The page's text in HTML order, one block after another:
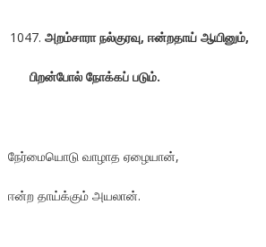
அறம்சாரா நல்குரவு, ஈன்றதாய் ஆயினும்,
பிறன்போல் நோக்கப் படும்.
நேர்மையொடு வாழாத ஏழையான்,
ஈன்ற தாய்க்கும் அயலான்.